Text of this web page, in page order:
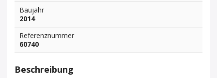
Baujahr
2014
Referenznummer
60740
Beschreibung